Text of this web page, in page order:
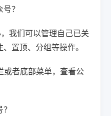
？
我们可以管理自己已关
置顶、分组等操作。
或者底部菜单，查看公